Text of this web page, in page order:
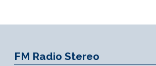
FM Radio Stereo